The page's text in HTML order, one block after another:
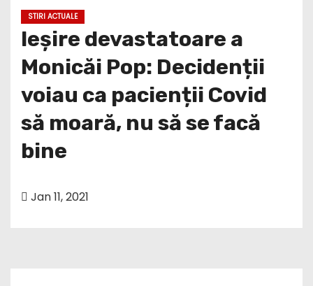
STIRI ACTUALE
Ieșire devastatoare a
Monicăi Pop: Decidenții
voiau ca pacienții Covid
să moară, nu să se facă
bine
Jan 11, 2021